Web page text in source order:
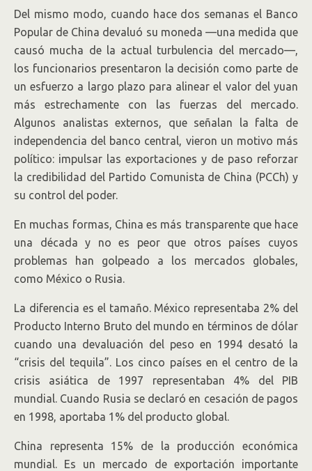
Del mismo modo, cuando hace dos semanas el Banco
Popular de China devaluó su moneda —una medida que
causó mucha de la actual turbulencia del mercado—,
los funcionarios presentaron la decisión como parte de
un esfuerzo a largo plazo para alinear el valor del yuan
más estrechamente con las fuerzas del mercado.
Algunos analistas externos, que señalan la falta de
independencia del banco central, vieron un motivo más
político: impulsar las exportaciones y de paso reforzar
la credibilidad del Partido Comunista de China (PCCh) y
su control del poder.
En muchas formas, China es más transparente que hace
una década y no es peor que otros países cuyos
problemas han golpeado a los mercados globales,
como México o Rusia.
La diferencia es el tamaño. México representaba 2% del
Producto Interno Bruto del mundo en términos de dólar
cuando una devaluación del peso en 1994 desató la
“crisis del tequila”. Los cinco países en el centro de la
crisis asiática de 1997 representaban 4% del PIB
mundial. Cuando Rusia se declaró en cesación de pagos
en 1998, aportaba 1% del producto global.
China representa 15% de la producción económica
mundial. Es un mercado de exportación importante